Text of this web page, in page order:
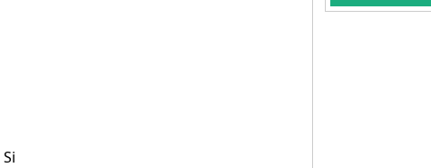
Si